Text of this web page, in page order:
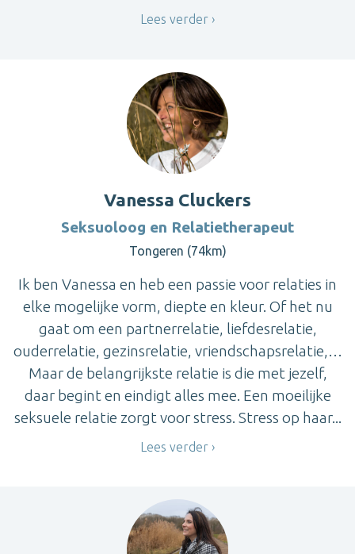
Lees verder
Vanessa Cluckers
Seksuoloog en Relatietherapeut
Tongeren (74km)
Ik ben Vanessa en heb een passie voor relaties in
elke mogelijke vorm, diepte en kleur. Of het nu
gaat om een partnerrelatie, liefdesrelatie,
ouderrelatie, gezinsrelatie, vriendschapsrelatie,…
Maar de belangrijkste relatie is die met jezelf,
daar begint en eindigt alles mee. Een moeilijke
seksuele relatie zorgt voor stress. Stress op haar...
Lees verder